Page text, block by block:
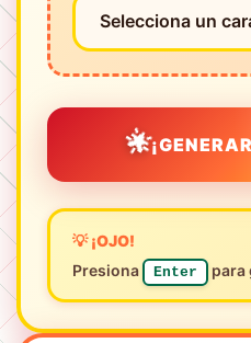
🌟
💡 ¡OJO!
Presiona
Enter para